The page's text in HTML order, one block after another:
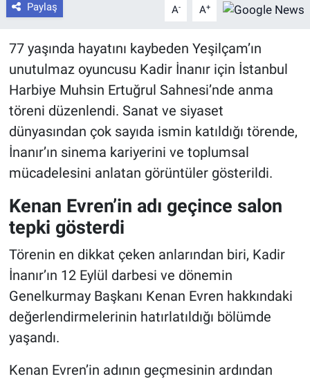
Paylaş A- A+
77 yaşında hayatını kaybeden Yeşilçam’ın
unutulmaz oyuncusu Kadir İnanır için İstanbul
Harbiye Muhsin Ertuğrul Sahnesi’nde anma
töreni düzenlendi. Sanat ve siyaset
dünyasından çok sayıda ismin katıldığı törende,
İnanır’ın sinema kariyerini ve toplumsal
mücadelesini anlatan görüntüler gösterildi.
Kenan Evren’in adı geçince salon
tepki gösterdi
Törenin en dikkat çeken anlarından biri, Kadir
İnanır’ın 12 Eylül darbesi ve dönemin
Genelkurmay Başkanı Kenan Evren hakkındaki
değerlendirmelerinin hatırlatıldığı bölümde
yaşandı.
Kenan Evren’in adının geçmesinin ardından